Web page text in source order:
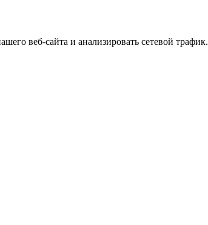
веб-сайта и анализировать сетевой трафик.